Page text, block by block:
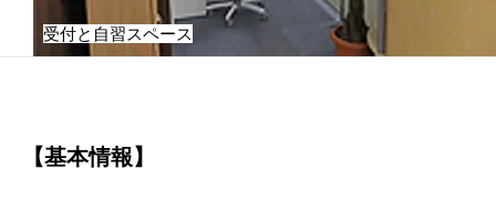
受付と自習スペース
【基本情報】